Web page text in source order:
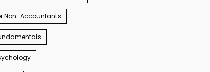
Non-Accountants